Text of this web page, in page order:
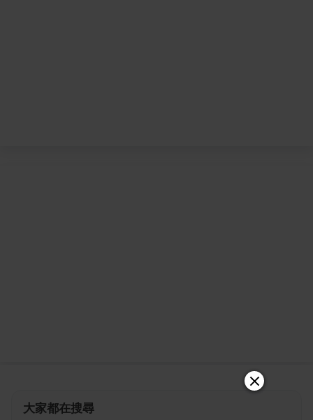
大家都在搜尋